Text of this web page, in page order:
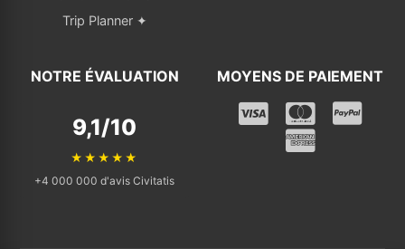
Trip Planner ✦
NOTRE ÉVALUATION
9,1/10
★★★★★
+4 000 000 d'avis Civitatis
MOYENS DE PAIEMENT